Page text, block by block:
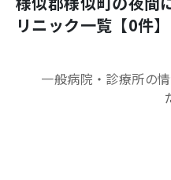
リニック一覧【0件】
一般病院・診療所の